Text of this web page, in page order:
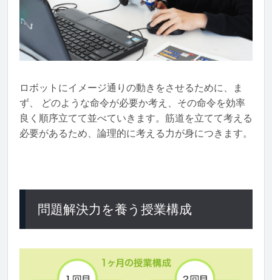
ロボットにイメージ通りの動きをさせるために、ま
ず、 どのような命令が必要か考え、その命令を効率
良く順序立てて並べていきます。筋道を立てて考える
必要があるため、論理的に考える力が身につきます。
問題解決力を養う授業構成